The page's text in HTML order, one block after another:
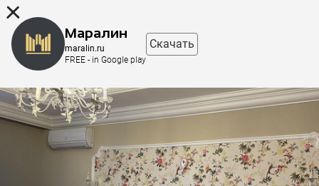
Маралин
maralin.ru
FREE - in Google play
Скачать